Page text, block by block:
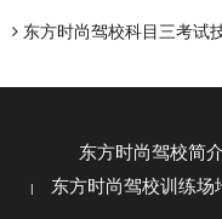
东方时尚驾校科目三考试
东方时尚驾校简介
东方时尚驾校训练场